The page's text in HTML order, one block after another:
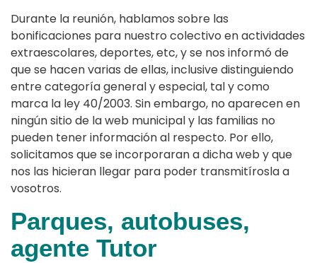
Durante la reunión, hablamos sobre las
bonificaciones para nuestro colectivo en actividades
extraescolares, deportes, etc, y se nos informó de
que se hacen varias de ellas, inclusive distinguiendo
entre categoría general y especial, tal y como
marca la ley 40/2003. Sin embargo, no aparecen en
ningún sitio de la web municipal y las familias no
pueden tener información al respecto. Por ello,
solicitamos que se incorporaran a dicha web y que
nos las hicieran llegar para poder transmitírosla a
vosotros.
Parques, autobuses,
agente Tutor